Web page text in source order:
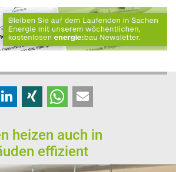
heizen auch in
effizient